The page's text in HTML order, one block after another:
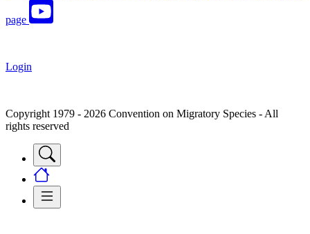
page
Login
Copyright 1979 - 2026 Convention on Migratory Species - All
rights reserved